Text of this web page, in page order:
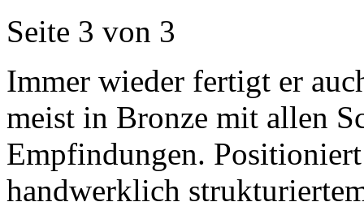
Seite 3 von 3
Immer wieder fertigt er
meist in Bronze mit allen
Empfindungen.
handwerklich